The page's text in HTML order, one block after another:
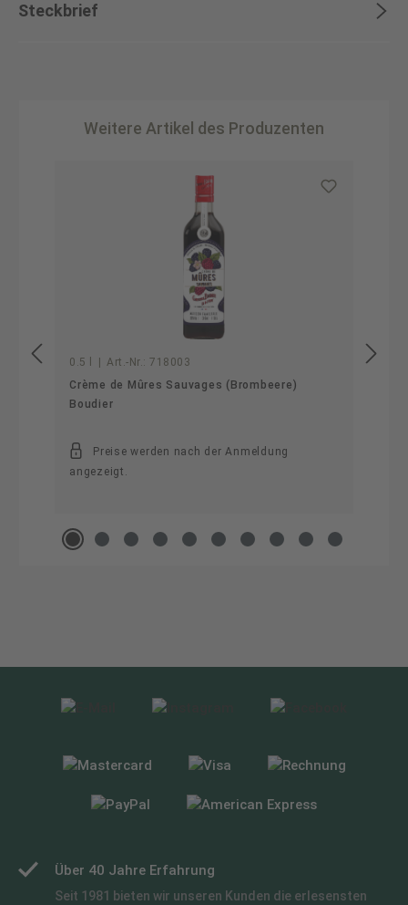
Steckbrief
Weitere Artikel des Produzenten
0.5 l Art.-Nr.: 718003
Crème de Mûres Sauvages (Brombeere)
Boudier
Preise werden nach der Anmeldung
angezeigt.
Über 40 Jahre Erfahrung
Seit 1981 bieten wir unseren Kunden die erlesensten